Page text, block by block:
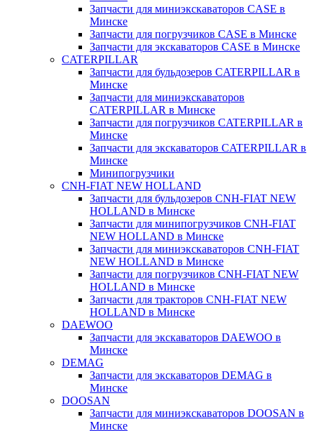
Запчасти для миниэкскаваторов CASE в
Минске
Запчасти для погрузчиков CASE в Минске
Запчасти для экскаваторов CASE в Минске
CATERPILLAR
Запчасти для бульдозеров CATERPILLAR в
Минске
Запчасти для миниэкскаваторов
CATERPILLAR в Минске
Запчасти для погрузчиков CATERPILLAR в
Минске
Запчасти для экскаваторов CATERPILLAR в
Минскe
Минипогрузчики
CNH-FIAT NEW HOLLAND
Запчасти для бульдозеров CNH-FIAT NEW
HOLLAND в Минске
Запчасти для минипогрузчиков CNH-FIAT
NEW HOLLAND в Минске
Запчасти для миниэкскаваторов CNH-FIAT
NEW HOLLAND в Минске
Запчасти для погрузчиков CNH-FIAT NEW
HOLLAND в Минске
Запчасти для тракторов CNH-FIAT NEW
HOLLAND в Минске
DAEWOO
Запчасти для экскаваторов DAEWOO в
Минске
DEMAG
Запчасти для экскаваторов DEMAG в
Минске
DOOSAN
Запчасти для миниэкскаваторов DOOSAN в
Минске